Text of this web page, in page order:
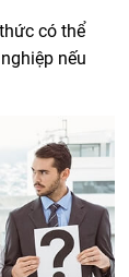
có thể
nếu